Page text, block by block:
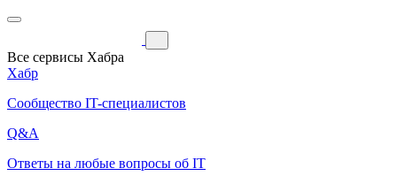
Все сервисы Хабра
Хабр
Сообщество IT-специалистов
Q&A
Ответы на любые вопросы об IT